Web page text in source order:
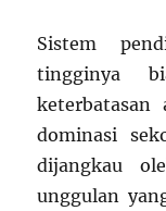
Sistem
tingginya
dominasi
dijangkau
unggulan